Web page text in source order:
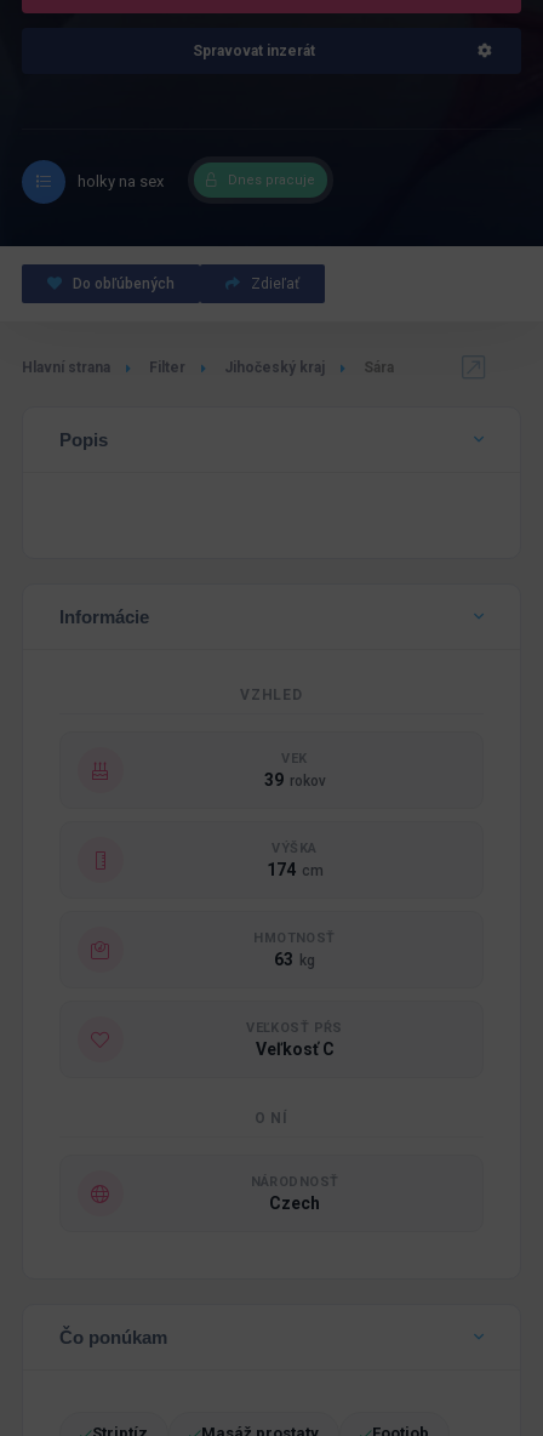
Spravovat inzerát
holky na sex Dnes pracuje
Do obľúbených Zdieľať
Hlavní strana Filter Jihočeský kraj Sára
Popis
Informácie
VZHLED
VEK
39 rokov
VÝŠKA
174 cm
HMOTNOSŤ
63 kg
VEĽKOSŤ PŔS
Veľkosť C
O NÍ
NÁRODNOSŤ
Czech
Čo ponúkam